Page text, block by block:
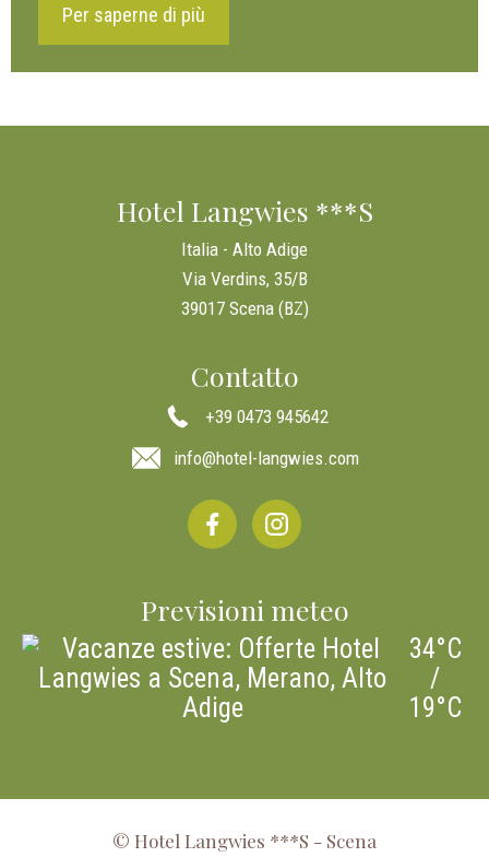
Per saperne di più
Hotel Langwies ***S
Italia - Alto Adige
Via Verdins, 35/B
39017 Scena (BZ)
Contatto
+39 0473 945642
info@hotel-langwies.com
Previsioni meteo
34°C
/
19°C
© Hotel Langwies ***S - Scena